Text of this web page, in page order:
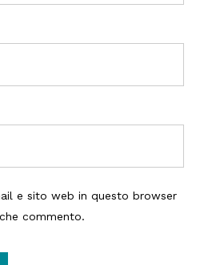
e sito web in questo browser
commento.